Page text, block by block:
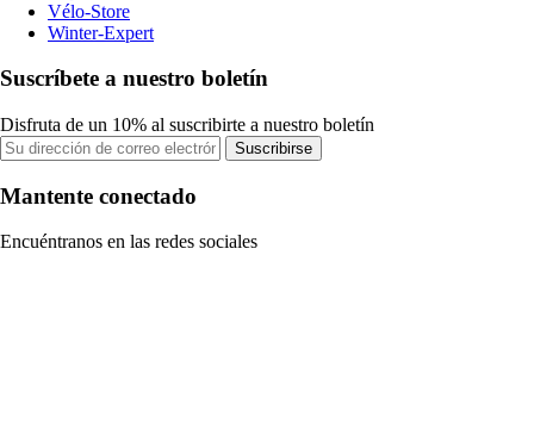
Vélo-Store
Winter-Expert
Suscríbete a nuestro boletín
Disfruta de un 10% al suscribirte a nuestro boletín
Suscribirse
Mantente conectado
Encuéntranos en las redes sociales